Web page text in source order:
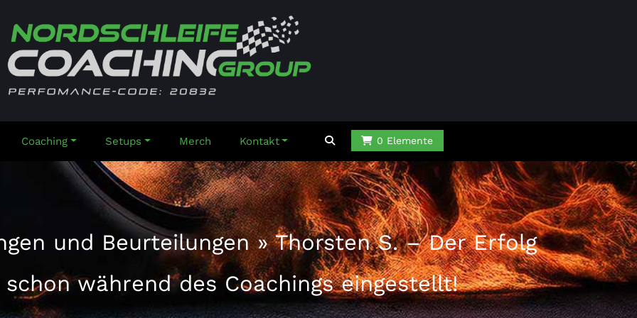
Group
Coaching Setups Merch Kontakt 0 Elemente
und Beurteilungen»Thorsten S. – Der Erfolg
während des Coachings eingestellt!